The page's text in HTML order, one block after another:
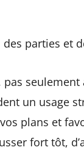
parties et
un usage
plans et
fort tôt,